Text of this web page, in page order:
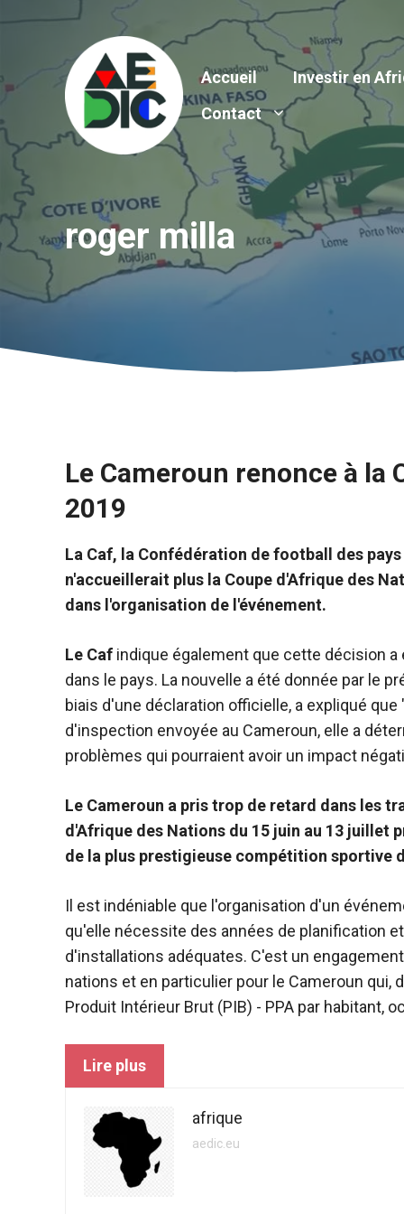
Accueil Investir en
Contact
roger milla
Le Cameroun renonce à la
2019
La Caf, la Confédération de football des
n'accueillerait plus la Coupe d'Afrique des
dans l'organisation de l'événement.
Le Caf indique également que cette décision
dans le pays. La nouvelle a été donnée par le
biais d'une déclaration officielle, a expliqué
d'inspection envoyée au Cameroun, elle a
problèmes qui pourraient avoir un impact
Le Cameroun a pris trop de retard dans les
d'Afrique des Nations du 15 juin au 13 juillet
de la plus prestigieuse compétition sportive
Il est indéniable que l'organisation d'un
qu'elle nécessite des années de planification
d'installations adéquates. C'est un
nations et en particulier pour le Cameroun
Produit Intérieur Brut (PIB) - PPA par habitant,
Lire plus
afrique
aedic.eu
Nécessaire
Ces cookies ne
facultatifs. Ils
nécessaires au
fonctionnement
Statistiques
d'améliorer la
fonctionnalité
et la structure
en fonction
de la manière
dont le site